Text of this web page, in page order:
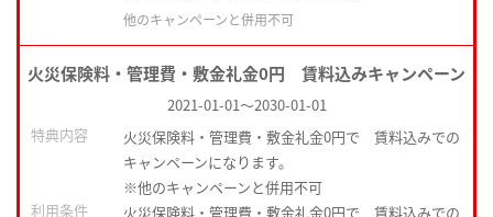
他のキャンペーンと併用不可
火災保険料・管理費・敷金礼金0円 賃料込みキャンペーン
2021-01-01～2030-01-01
特典内容
火災保険料・管理費・敷金礼金0円で 賃料込みでの
キャンペーンになります。
※他のキャンペーンと併用不可
利用条件
火災保険料・管理費・敷金礼金0円で 賃料込みでの